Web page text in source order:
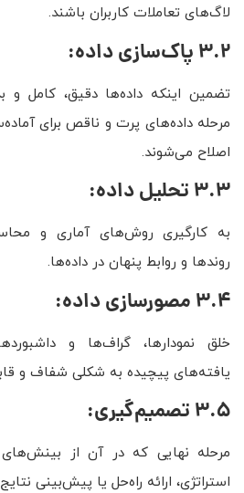
لاگ‌های تعاملات کاربران باشند.
3.2 پاک‌سازی داده:
تضمین اینکه داده‌ها دقیق، کامل
مرحله داده‌های پرت و ناقص برای
اصلاح می‌شوند.
3.3 تحلیل داده:
به کارگیری روش‌های آماری و
روندها و روابط پنهان در داده‌ها.
3.4 مصورسازی داده:
خلق نمودارها، گراف‌ها و
یافته‌های پیچیده به شکلی شفاف و
3.5 تصمیم‌گیری:
مرحله نهایی که در آن از
استراتژی، ارائه راه‌حل یا پیش‌بینی